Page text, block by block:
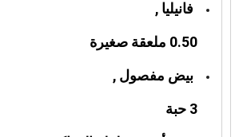
فانيليا ,
0.50 ملعقة صغيرة
بيض مفصول ,
3 حبة